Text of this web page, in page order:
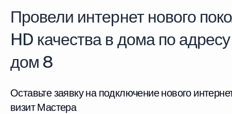
Провели интернет нового
HD качества в дома по
дом 8
Оставьте заявку на подключение нового
визит Мастера